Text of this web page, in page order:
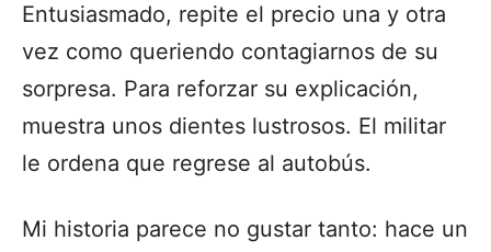
Entusiasmado, repite el precio una y otra
vez como queriendo contagiarnos de su
sorpresa. Para reforzar su explicación,
muestra unos dientes lustrosos. El militar
le ordena que regrese al autobús.
Mi historia parece no gustar tanto: hace un